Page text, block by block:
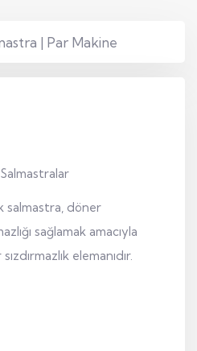
salmastra, döner
sağlamak amacıyla
elemanıdır.